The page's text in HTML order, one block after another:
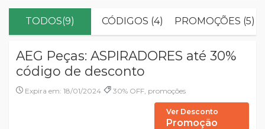
TODOS(9) CÓDIGOS (4) PROMOÇÕES (5)
AEG Peças: ASPIRADORES até 30%
código de desconto
Expira em: 18/01/2024 30% OFF, promoções
Ver Desconto
Promoção